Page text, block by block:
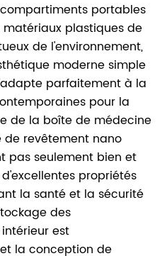
portables
plastiques de
de l'environnement,
moderne simple
parfaitement à la
pour la
de la boîte de médecine
revêtement nano
pas seulement bien et
propriétés
la santé et la sécurité
des
est
la conception de